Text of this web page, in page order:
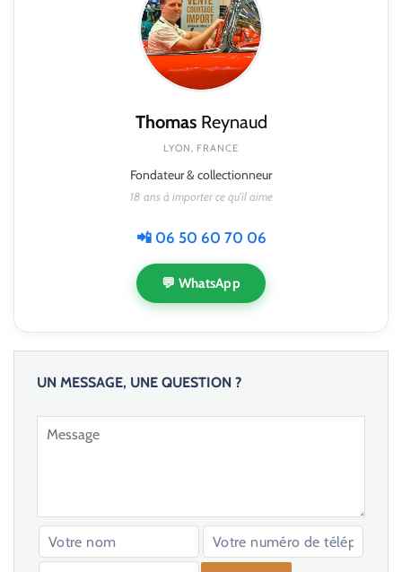
ThomasReynaud
LYON, FRANCE
Fondateur & collectionneur
18 ans à importer ce qu'il aime
📲 06 50 60 70 06
💬 WhatsApp
UN MESSAGE, UNE QUESTION ?